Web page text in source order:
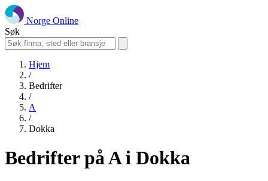
Norge Online
Søk
Hjem
/
Bedrifter
/
A
/
Dokka
Bedrifter på A i Dokka